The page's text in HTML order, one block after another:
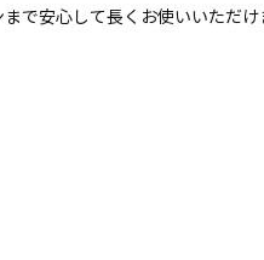
で安心して長くお使いいただけ